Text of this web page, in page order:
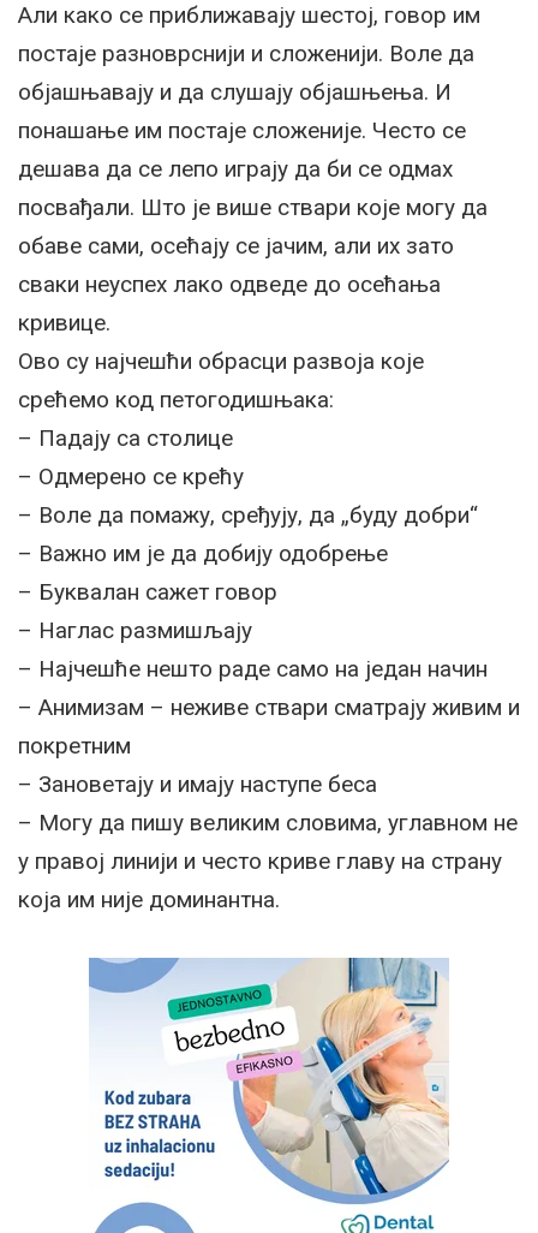
Али како се приближавају шестој, говор им
постаје разноврснији и сложенији. Воле да
објашњавају и да слушају објашњења. И
понашање им постаје сложеније. Често се
дешава да се лепо играју да би се одмах
посвађали. Што је више ствари које могу да
обаве сами, осећају се јачим, али их зато
сваки неуспех лако одведе до осећања
кривице.
Ово су најчешћи обрасци развоја које
срећемо код петогодишњака:
– Падају са столице
– Одмерено се крећу
– Воле да помажу, сређују, да „буду добри“
– Важно им је да добију одобрење
– Буквалан сажет говор
– Наглас размишљају
– Најчешће нешто раде само на један начин
– Анимизам – неживе ствари сматрају живим и
покретним
– Зановетају и имају наступе беса
– Могу да пишу великим словима, углавном не
у правој линији и често криве главу на страну
која им није доминантна.